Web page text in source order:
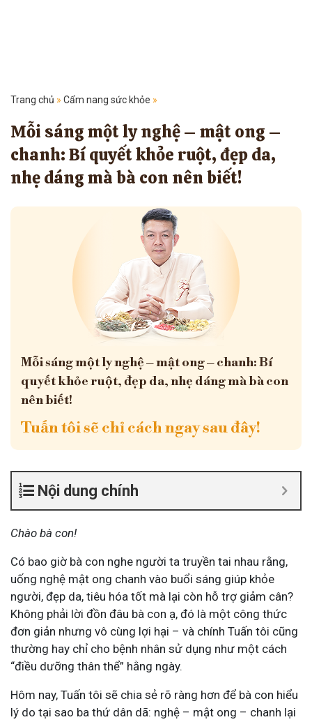
Trang chủ » Cẩm nang sức khỏe »
Mỗi sáng một ly nghệ – mật ong –
chanh: Bí quyết khỏe ruột, đẹp da,
nhẹ dáng mà bà con nên biết!
Mỗi sáng một ly nghệ – mật ong – chanh: Bí
quyết khỏe ruột, đẹp da, nhẹ dáng mà bà con
nên biết!
Tuấn tôi sẽ chỉ cách ngay sau đây!
Nội dung chính
Chào bà con!
Có bao giờ bà con nghe người ta truyền tai nhau rằng,
uống nghệ mật ong chanh vào buổi sáng giúp khỏe
người, đẹp da, tiêu hóa tốt mà lại còn hỗ trợ giảm cân?
Không phải lời đồn đâu bà con ạ, đó là một công thức
đơn giản nhưng vô cùng lợi hại – và chính Tuấn tôi cũng
thường hay chỉ cho bệnh nhân sử dụng như một cách
“điều dưỡng thân thể” hằng ngày.
Hôm nay, Tuấn tôi sẽ chia sẻ rõ ràng hơn để bà con hiểu
lý do tại sao ba thứ dân dã: nghệ – mật ong – chanh lại